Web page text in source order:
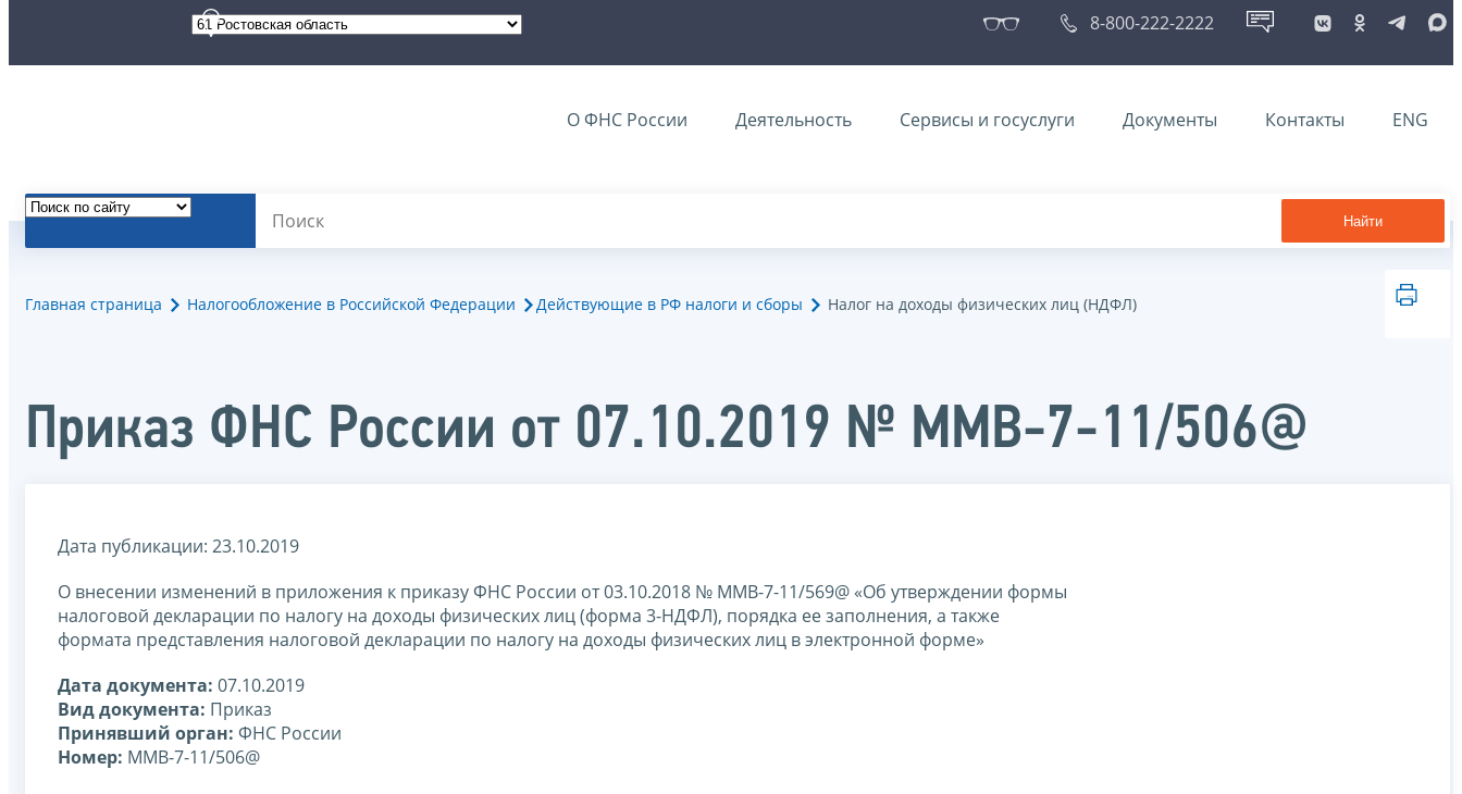
8-800-222-2222
О ФНС России Деятельность Сервисы и госуслуги Документы Контакты ENG
Найти
Главная страница Налогообложение в Российской Федерации Действующие в РФ налоги и сборы Налог на доходы физических лиц (НДФЛ)
Приказ ФНС России от 07.10.2019 № ММВ-7-11/506@
Дата публикации: 23.10.2019
О внесении изменений в приложения к приказу ФНС России от 03.10.2018 № ММВ-7-11/569@ «Об утверждении формы
налоговой декларации по налогу на доходы физических лиц (форма 3-НДФЛ), порядка ее заполнения, а также
формата представления налоговой декларации по налогу на доходы физических лиц в электронной форме»
Дата документа: 07.10.2019
Вид документа: Приказ
Принявший орган: ФНС России
Номер: ММВ-7-11/506@